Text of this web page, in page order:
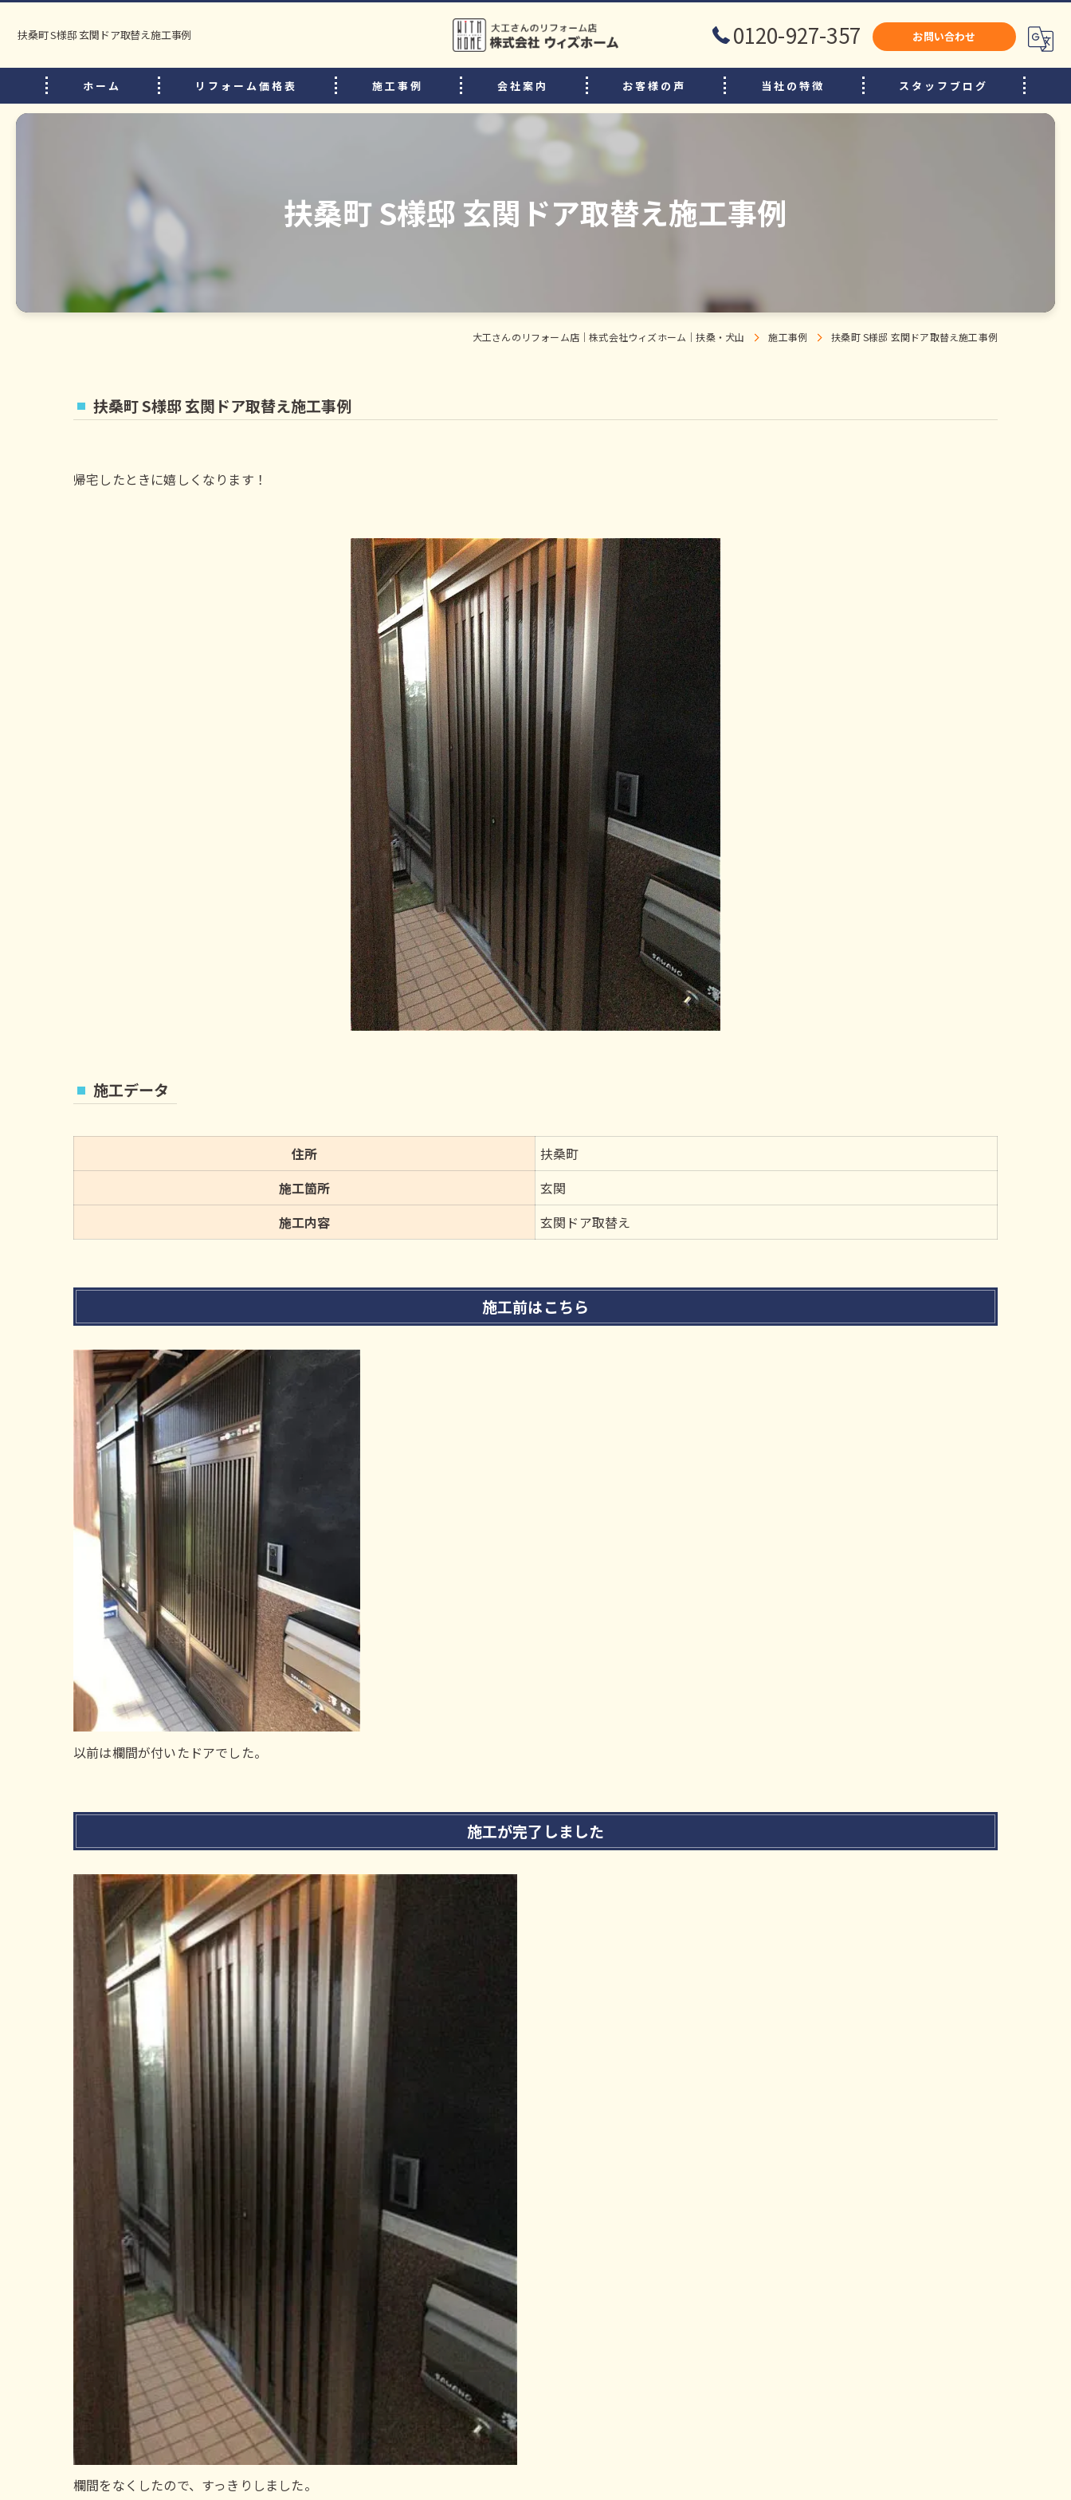
扶桑町 S様邸 玄関ドア取替え施工事例 0120-927-357 お問い合わせ
ホーム リフォーム価格表 施工事例 会社案内
選ばれる理由
リフォームの流れ
中古住宅購入後のリフォームのポイント
お客様の声 当社の特徴
小牧市のリフォーム
増改築
スタッフブログ
扶桑町 S様邸 玄関ドア取替え施工事例
大工さんのリフォーム店｜株式会社ウィズホーム｜扶桑・犬山 施工事例 扶桑町 S様邸 玄関ドア取替え施工事例
扶桑町 S様邸 玄関ドア取替え施工事例
帰宅したときに嬉しくなります！
施工データ
住所
扶桑町
施工箇所
玄関
施工内容
玄関ドア取替え
施工前はこちら
以前は欄間が付いたドアでした。
施工が完了しました
欄間をなくしたので、すっきりしました。